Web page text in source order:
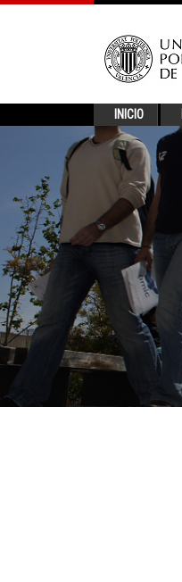
INICIO